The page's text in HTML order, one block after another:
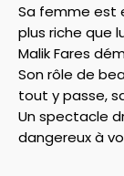
Sa femme est
plus riche que
Malik Fares
Son rôle de
tout y passe,
Un spectacle
dangereux à
Parce que